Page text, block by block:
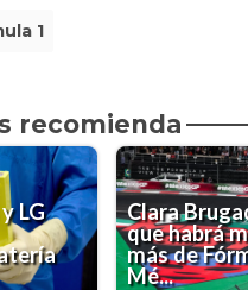
1
recomienda
LG
Clara
que habrá
más de
Mé...